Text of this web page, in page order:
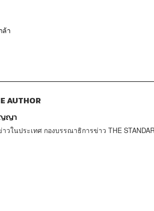
ล้า
AUTHOR
ญา
วในประเทศ กองบรรณาธิการข่าว THE